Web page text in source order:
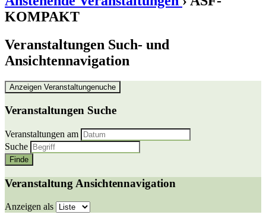
KOMPAKT
Veranstaltungen Such- und
Ansichtennavigation
Anzeigen Veranstaltungenuche
Veranstaltungen Suche
Veranstaltungen am
Suche
Veranstaltung Ansichtennavigation
Anzeigen als